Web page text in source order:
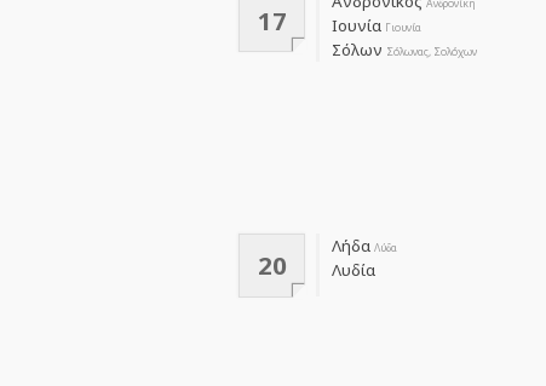
17
Ανδρονίκη
Ιουνία Γιουνία
Σόλων Σόλωνας, Σολόχων
20
Λήδα Λύδα
Λυδία